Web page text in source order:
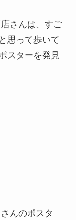
さんは、すご
思って歩いて
スターを発見
んのポスタ